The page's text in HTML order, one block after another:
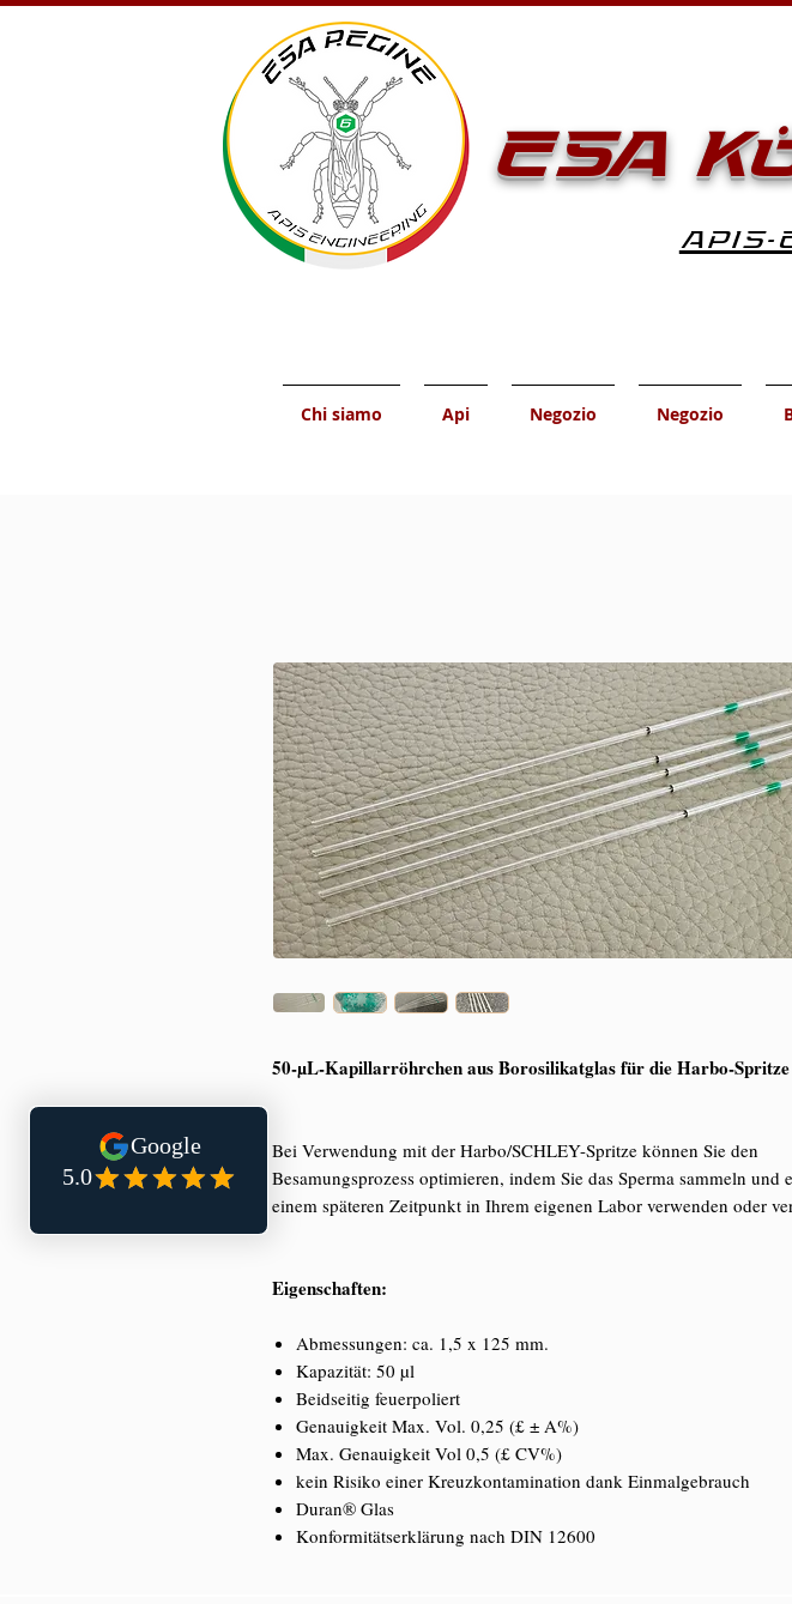
ESA
APIS-
Chi siamo Api Negozio Negozio
50-µL-Kapillarröhrchen aus Borosilikatglas für die Harbo-Spritze
Bei Verwendung mit der Harbo/SCHLEY-Spritze können Sie den
Besamungsprozess optimieren, indem Sie das Sperma sammeln und
einem späteren Zeitpunkt in Ihrem eigenen Labor verwenden oder
Eigenschaften:
Abmessungen: ca. 1,5 x 125 mm.
Kapazität: 50 µl
Beidseitig feuerpoliert
Genauigkeit Max. Vol. 0,25 (£ ± A%)
Max. Genauigkeit Vol 0,5 (£ CV%)
kein Risiko einer Kreuzkontamination dank Einmalgebrauch
Duran® Glas
Konformitätserklärung nach DIN 12600